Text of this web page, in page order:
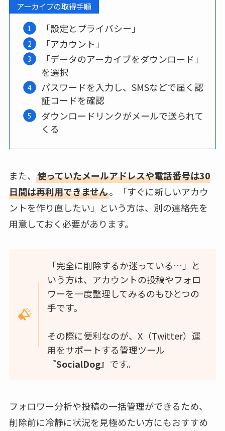
アーカイブの取得手順
「設定とプライバシー」
「アカウント」
「データのアーカイブをダウンロード」
を選択
パスワードを入力し、SMSなどで届く認
証コードを確認
ダウンロードリンクがメールで送られて
くる
また、 使っていたメールアドレスや電話番号は30
日間は再利用できません。「すぐに新しいアカウ
ントを作り直したい」という方は、別の連絡先を
用意しておく必要があります。
「完全に削除するか迷っている…」と
いう方は、アカウントの投稿やフォロ
ワーを一度整理してみるのもひとつの
手です。
その際に便利なのが、X（Twitter）運
用をサポートする管理ツール
『SocialDog』です。
フォロワー分析や投稿の一括管理ができるため、
削除前に冷静に状況を見極めたい方にもおすすめ